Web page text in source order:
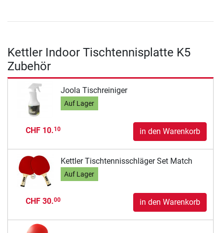
Kettler Indoor Tischtennisplatte K5
Zubehör
Joola Tischreiniger
Auf Lager
CHF 10.10 in den Warenkorb
Kettler Tischtennisschläger Set Match
Auf Lager
CHF 30.00 in den Warenkorb